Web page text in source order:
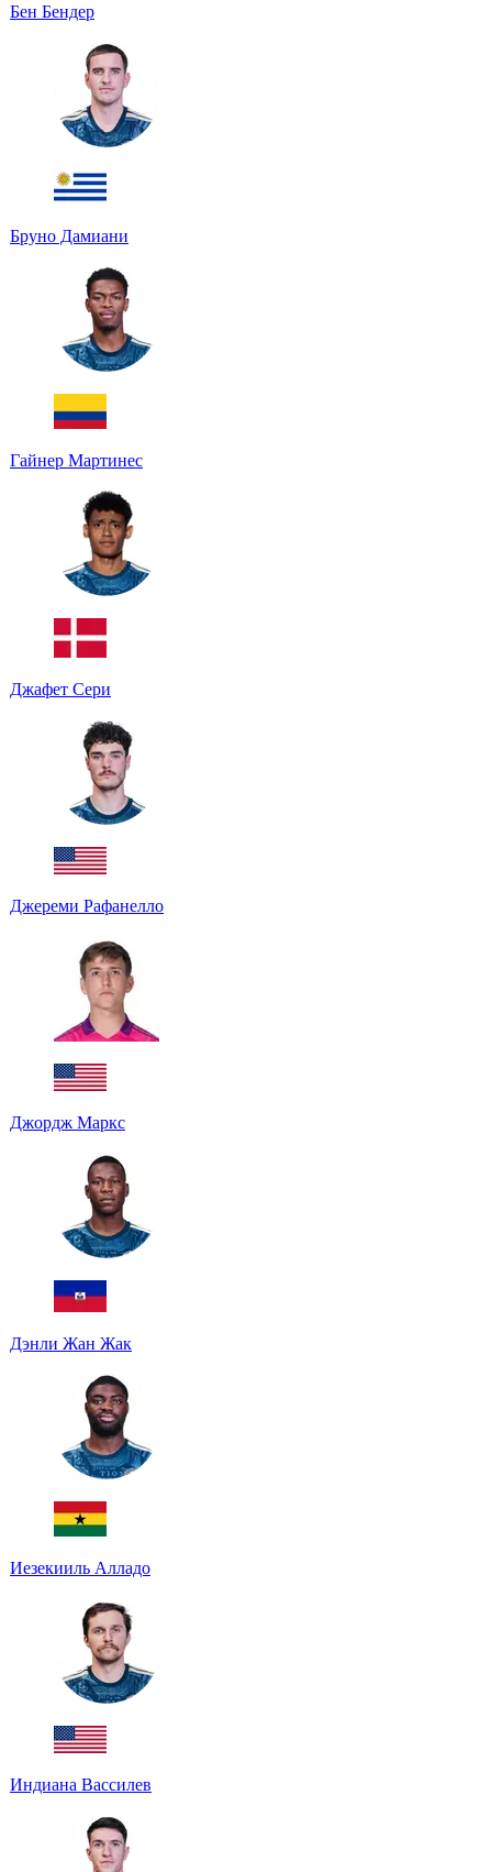
Бен Бендер
Бруно Дамиани
Гайнер Мартинес
Джафет Сери
Джереми Рафанелло
Джордж Маркс
Дэнли Жан Жак
Иезекииль Алладо
Индиана Вассилев